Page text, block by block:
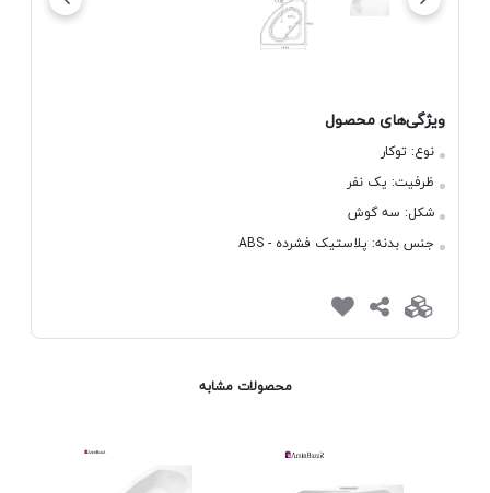
ویژگی‌های محصول
نوع: توکار
ظرفیت: یک نفر
شکل: سه گوش
جنس بدنه: پلاستیک فشرده - ABS
محصولات مشابه